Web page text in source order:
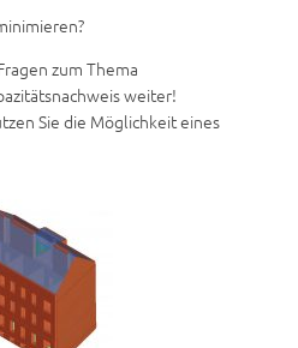
zum Thema
weiter!
Sie die Möglichkeit eines